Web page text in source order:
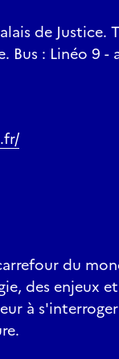
de Justice.
Bus : Linéo 9 -
du
des enjeux
à